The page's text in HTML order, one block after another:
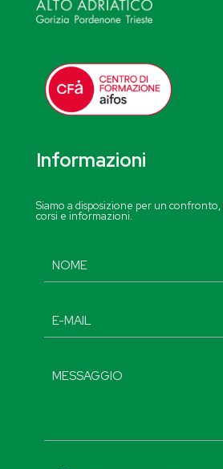
Informazioni
Siamo a disposizione per un
corsi e informazioni.